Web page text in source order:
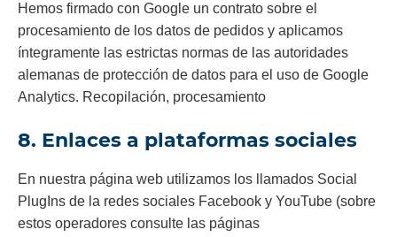
Hemos firmado con Google un contrato sobre el
procesamiento de los datos de pedidos y aplicamos
íntegramente las estrictas normas de las autoridades
alemanas de protección de datos para el uso de Google
Analytics. Recopilación, procesamiento
8. Enlaces a plataformas sociales
En nuestra página web utilizamos los llamados Social
PlugIns de la redes sociales Facebook y YouTube (sobre
estos operadores consulte las páginas